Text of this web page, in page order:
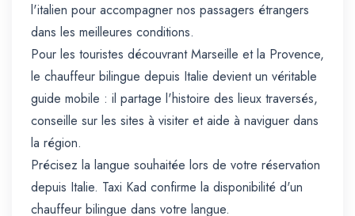
l'italien pour accompagner nos passagers étrangers
dans les meilleures conditions.
Pour les touristes découvrant Marseille et la Provence,
le chauffeur bilingue depuis Italie devient un véritable
guide mobile : il partage l'histoire des lieux traversés,
conseille sur les sites à visiter et aide à naviguer dans
la région.
Précisez la langue souhaitée lors de votre réservation
depuis Italie. Taxi Kad confirme la disponibilité d'un
chauffeur bilingue dans votre langue.